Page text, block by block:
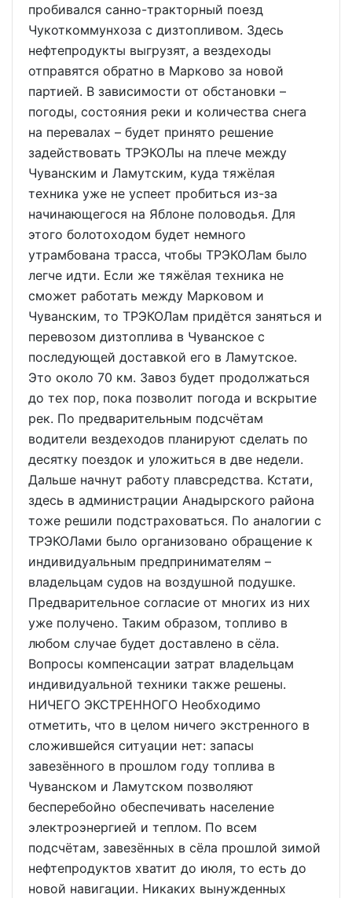
пробивался санно-тракторный поезд
Чукоткоммунхоза с дизтопливом. Здесь
нефтепродукты выгрузят, а вездеходы
отправятся обратно в Марково за новой
партией. В зависимости от обстановки –
погоды, состояния реки и количества снега
на перевалах – будет принято решение
задействовать ТРЭКОЛы на плече между
Чуванским и Ламутским, куда тяжёлая
техника уже не успеет пробиться из-за
начинающегося на Яблоне половодья. Для
этого болотоходом будет немного
утрамбована трасса, чтобы ТРЭКОЛам было
легче идти. Если же тяжёлая техника не
сможет работать между Марковом и
Чуванским, то ТРЭКОЛам придётся заняться и
перевозом дизтоплива в Чуванское с
последующей доставкой его в Ламутское.
Это около 70 км. Завоз будет продолжаться
до тех пор, пока позволит погода и вскрытие
рек. По предварительным подсчётам
водители вездеходов планируют сделать по
десятку поездок и уложиться в две недели.
Дальше начнут работу плавсредства. Кстати,
здесь в администрации Анадырского района
тоже решили подстраховаться. По аналогии с
ТРЭКОЛами было организовано обращение к
индивидуальным предпринимателям –
владельцам судов на воздушной подушке.
Предварительное согласие от многих из них
уже получено. Таким образом, топливо в
любом случае будет доставлено в сёла.
Вопросы компенсации затрат владельцам
индивидуальной техники также решены.
НИЧЕГО ЭКСТРЕННОГО Необходимо
отметить, что в целом ничего экстренного в
сложившейся ситуации нет: запасы
завезённого в прошлом году топлива в
Чуванском и Ламутском позволяют
бесперебойно обеспечивать население
электроэнергией и теплом. По всем
подсчётам, завезённых в сёла прошлой зимой
нефтепродуктов хватит до июля, то есть до
новой навигации. Никаких вынужденных